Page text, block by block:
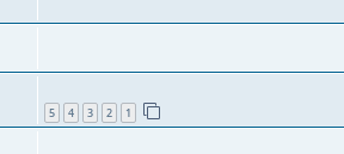
1
2
3
4
5